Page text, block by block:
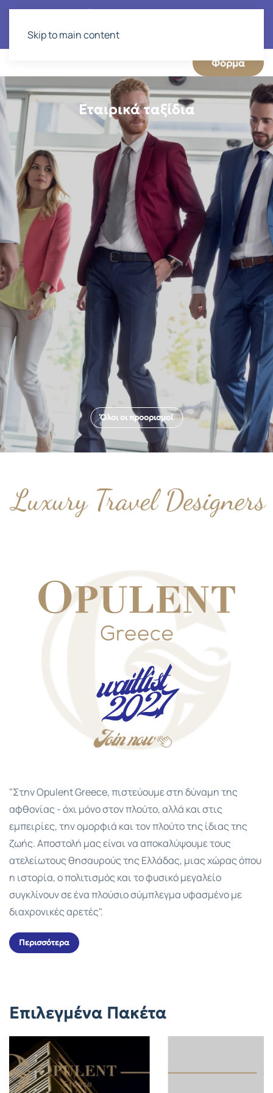
Skip to main content
Φόρμα
Εταιρικά ταξίδια
Όλοι οι προορισμοί
"Στην Opulent Greece, πιστεύουμε στη δύναμη της
αφθονίας - όχι μόνο στον πλούτο, αλλά και στις
εμπειρίες, την ομορφιά και τον πλούτο της ίδιας της
ζωής. Αποστολή μας είναι να αποκαλύψουμε τους
ατελείωτους θησαυρούς της Ελλάδας, μιας χώρας όπου
η ιστορία, ο πολιτισμός και το φυσικό μεγαλείο
συγκλίνουν σε ένα πλούσιο σύμπλεγμα υφασμένο με
διαχρονικές αρετές".
Περισσότερα
Επιλεγμένα Πακέτα